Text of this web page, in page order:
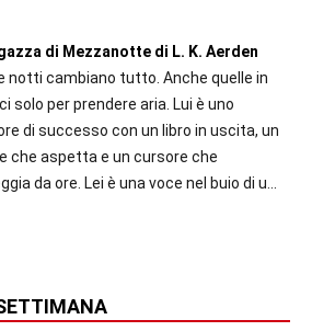
di Mezzanotte di L. K. Aerden
notti cambiano tutto. Anche quelle in
solo per prendere aria. Lui è uno
di successo con un libro in uscita, un
che aspetta e un cursore che
da ore. Lei è una voce nel buio di u...